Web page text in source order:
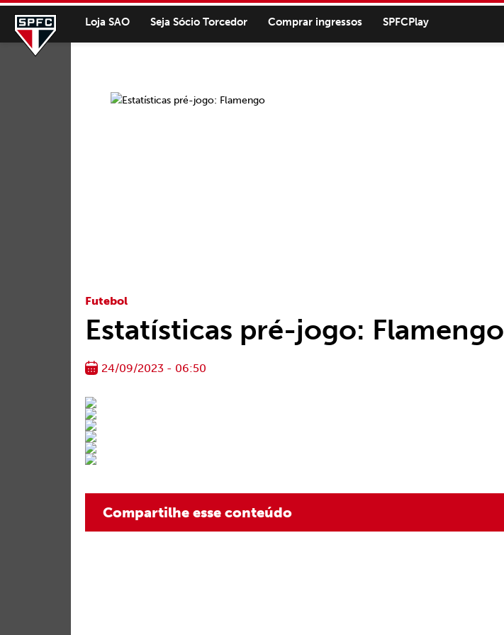
Loja SAO Seja Sócio Torcedor Comprar ingressos SPFCPlay
Futebol
Estatísticas pré-jogo: Flamengo
24/09/2023 - 06:50
Compartilhe esse conteúdo